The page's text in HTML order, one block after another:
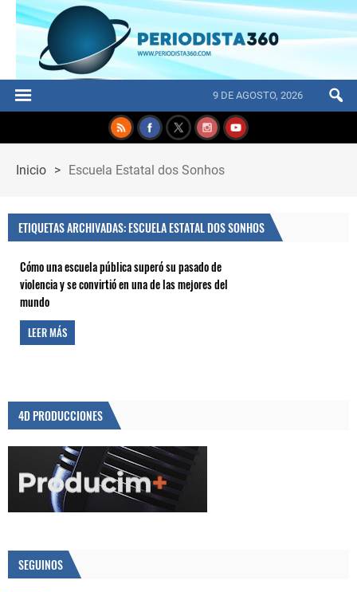
9 DE AGOSTO, 2026
Inicio > Escuela Estatal dos Sonhos
ETIQUETAS ARCHIVADAS: ESCUELA ESTATAL DOS SONHOS
Cómo una escuela pública superó su pasado de
violencia y se convirtió en una de las mejores del
mundo
LEER MÁS
4D PRODUCCIONES
SEGUINOS